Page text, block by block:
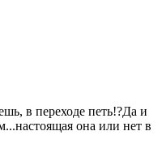
в переходе петь!?Да и
она или нет в